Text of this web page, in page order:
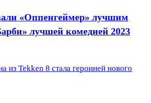
«Оппенгеймер» лучшим
лучшей комедией 2023
из Tekken 8 стала героиней нового